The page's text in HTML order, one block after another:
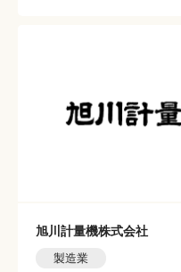
旭川計量機株式会社
製造業